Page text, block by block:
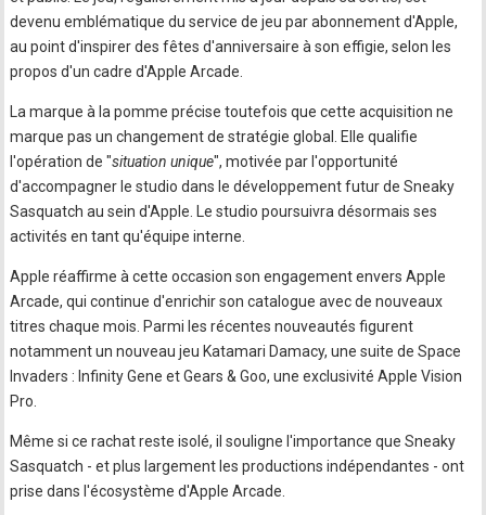
devenu emblématique du service de jeu par abonnement d'Apple,
au point d'inspirer des fêtes d'anniversaire à son effigie, selon les
propos d'un cadre d'Apple Arcade.
La marque à la pomme précise toutefois que cette acquisition ne
marque pas un changement de stratégie global. Elle qualifie
l'opération de "situation unique", motivée par l'opportunité
d'accompagner le studio dans le développement futur de Sneaky
Sasquatch au sein d'Apple. Le studio poursuivra désormais ses
activités en tant qu'équipe interne.
Apple réaffirme à cette occasion son engagement envers Apple
Arcade, qui continue d'enrichir son catalogue avec de nouveaux
titres chaque mois. Parmi les récentes nouveautés figurent
notamment un nouveau jeu Katamari Damacy, une suite de Space
Invaders : Infinity Gene et Gears & Goo, une exclusivité Apple Vision
Pro.
Même si ce rachat reste isolé, il souligne l'importance que Sneaky
Sasquatch - et plus largement les productions indépendantes - ont
prise dans l'écosystème d'Apple Arcade.